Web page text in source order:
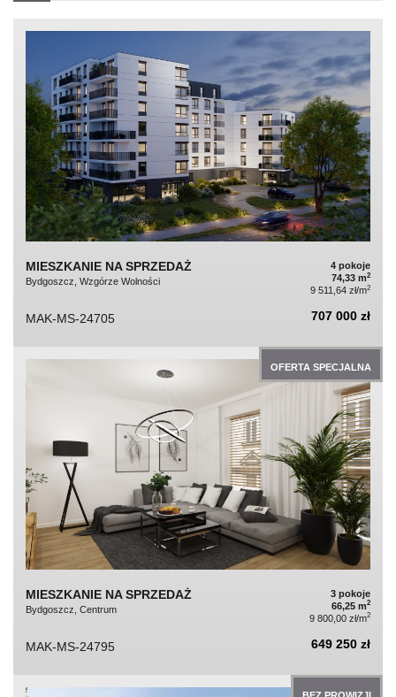
MIESZKANIE NA SPRZEDAŻ
Bydgoszcz, Wzgórze Wolności
4 pokoje
74,33 m2
9 511,64 zł/m2
MAK-MS-24705 707 000 zł
OFERTA SPECJALNA
MIESZKANIE NA SPRZEDAŻ
Bydgoszcz, Centrum
3 pokoje
66,25 m2
9 800,00 zł/m2
MAK-MS-24795 649 250 zł
BEZ PROWIZJI